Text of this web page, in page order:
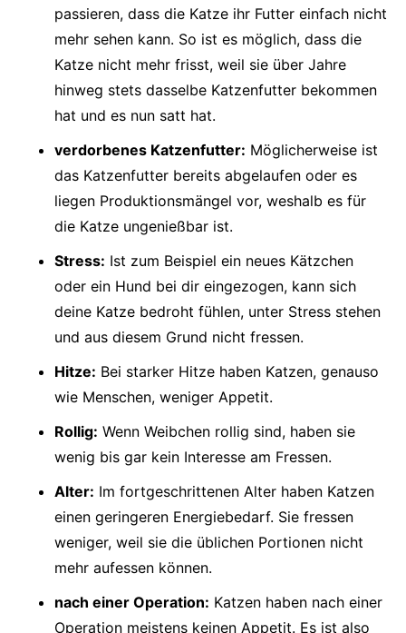
passieren, dass die Katze ihr Futter einfach nicht
mehr sehen kann. So ist es möglich, dass die
Katze nicht mehr frisst, weil sie über Jahre
hinweg stets dasselbe Katzenfutter bekommen
hat und es nun satt hat.
verdorbenes Katzenfutter: Möglicherweise ist
das Katzenfutter bereits abgelaufen oder es
liegen Produktionsmängel vor, weshalb es für
die Katze ungenießbar ist.
Stress: Ist zum Beispiel ein neues Kätzchen
oder ein Hund bei dir eingezogen, kann sich
deine Katze bedroht fühlen, unter Stress stehen
und aus diesem Grund nicht fressen.
Hitze: Bei starker Hitze haben Katzen, genauso
wie Menschen, weniger Appetit.
Rollig: Wenn Weibchen rollig sind, haben sie
wenig bis gar kein Interesse am Fressen.
Alter: Im fortgeschrittenen Alter haben Katzen
einen geringeren Energiebedarf. Sie fressen
weniger, weil sie die üblichen Portionen nicht
mehr aufessen können.
nach einer Operation: Katzen haben nach einer
Operation meistens keinen Appetit. Es ist also